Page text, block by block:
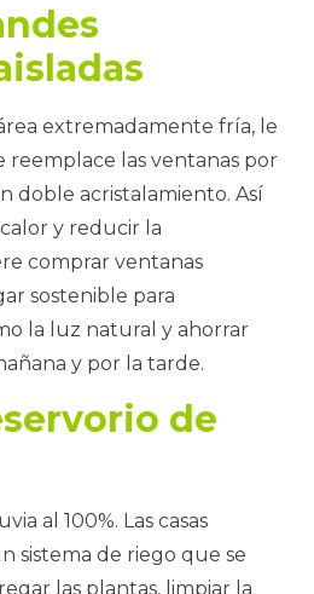
extremadamente fría, le
reemplace las ventanas por
doble acristalamiento. Así
y reducir la
comprar ventanas
sostenible para
la luz natural y ahorrar
y por la tarde.
de
al 100%. Las casas
sistema de riego que se
las plantas, limpiar la